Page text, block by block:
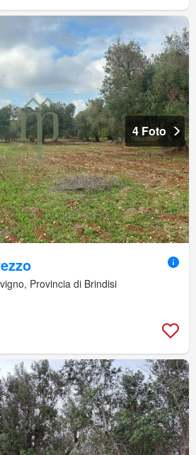
4 Foto
Provincia di Brindisi